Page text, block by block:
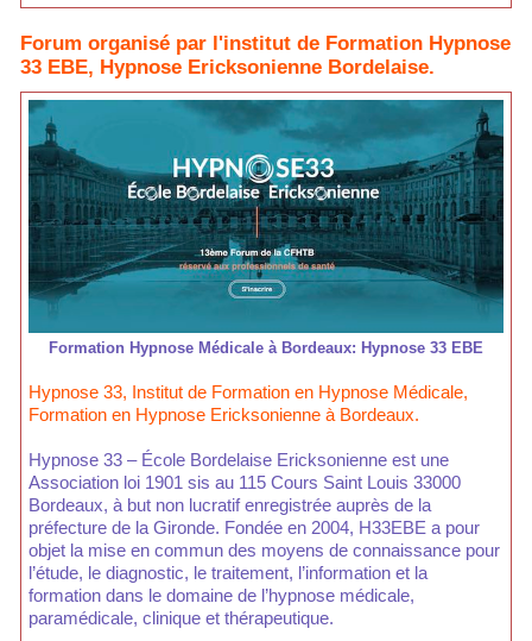
Forum organisé par l'institut de Formation Hypnose
33 EBE, Hypnose Ericksonienne Bordelaise.
Formation Hypnose Médicale à Bordeaux: Hypnose 33 EBE
Hypnose 33, Institut de Formation en Hypnose Médicale,
Formation en Hypnose Ericksonienne à Bordeaux.
Hypnose 33 – École Bordelaise Ericksonienne est une
Association loi 1901 sis au 115 Cours Saint Louis 33000
Bordeaux, à but non lucratif enregistrée auprès de la
préfecture de la Gironde. Fondée en 2004, H33EBE a pour
objet la mise en commun des moyens de connaissance pour
l’étude, le diagnostic, le traitement, l’information et la
formation dans le domaine de l’hypnose médicale,
paramédicale, clinique et thérapeutique.